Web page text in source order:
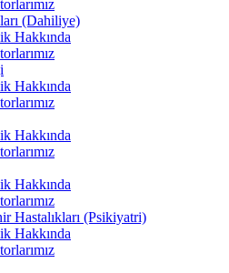
(Dahiliye)
Hakkında
Hakkında
Hakkında
Hakkında
Hastalıkları (Psikiyatri)
Hakkında